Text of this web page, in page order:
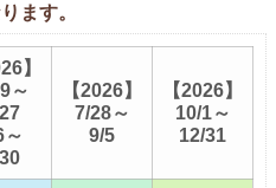
ます。
】
～
～
【2026】
7/28～
9/5
【2026】
10/1～
12/31